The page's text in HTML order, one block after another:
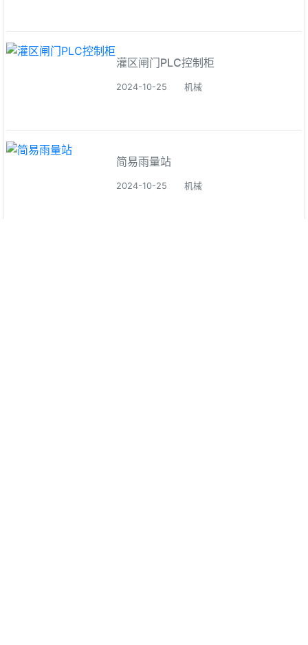
灌区闸门PLC控制柜
2024-10-25 机械
简易雨量站
2024-10-25 机械